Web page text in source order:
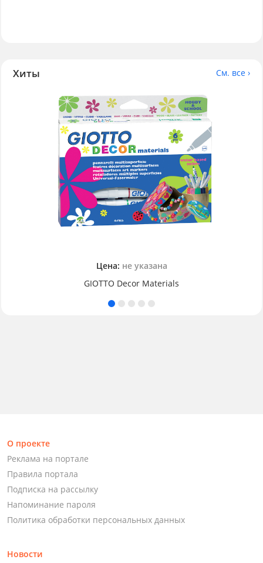
Хиты См. все ›
Цена: не указана
GIOTTO Decor Materials
О проекте
Реклама на портале
Правила портала
Подписка на рассылку
Напоминание пароля
Политика обработки персональных данных
Новости